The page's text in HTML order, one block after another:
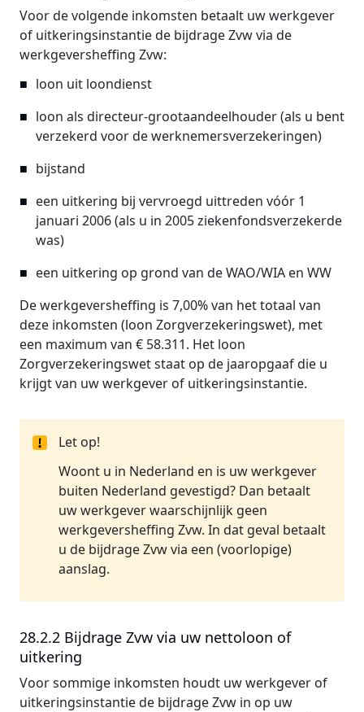
Voor de volgende inkomsten betaalt uw werkgever
of uitkeringsinstantie de bijdrage Zvw via de
werkgeversheffing Zvw:
loon uit loondienst
loon als directeur-grootaandeelhouder (als u bent
verzekerd voor de werknemersverzekeringen)
bijstand
een uitkering bij vervroegd uittreden vóór 1
januari 2006 (als u in 2005 ziekenfondsverzekerde
was)
een uitkering op grond van de WAO/WIA en WW
De werkgeversheffing is 7,00% van het totaal van
deze inkomsten (loon Zorgverzekeringswet), met
een maximum van € 58.311. Het loon
Zorgverzekeringswet staat op de jaaropgaaf die u
krijgt van uw werkgever of uitkeringsinstantie.
Let op!
Woont u in Nederland en is uw werkgever
buiten Nederland gevestigd? Dan betaalt
uw werkgever waarschijnlijk geen
werkgeversheffing Zvw. In dat geval betaalt
u de bijdrage Zvw via een (voorlopige)
aanslag.
28.2.2 Bijdrage Zvw via uw nettoloon of
uitkering
Voor sommige inkomsten houdt uw werkgever of
uitkeringsinstantie de bijdrage Zvw in op uw